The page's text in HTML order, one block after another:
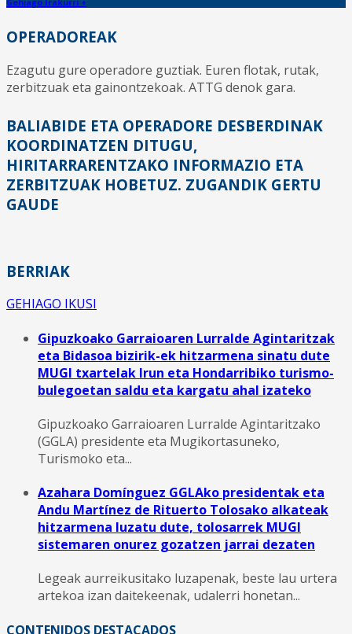
OPERADOREAK
Ezagutu gure operadore guztiak. Euren flotak, rutak,
zerbitzuak eta gainontzekoak. ATTG denok gara.
BALIABIDE ETA OPERADORE DESBERDINAK
KOORDINATZEN DITUGU,
HIRITARRARENTZAKO INFORMAZIO ETA
ZERBITZUAK HOBETUZ. ZUGANDIK GERTU
GAUDE
BERRIAK
GEHIAGO IKUSI
Gipuzkoako Garraioaren Lurralde Agintaritzak
eta Bidasoa bizirik-ek hitzarmena sinatu dute
MUGI txartelak Irun eta Hondarribiko turismo-
bulegoetan saldu eta kargatu ahal izateko
Gipuzkoako Garraioaren Lurralde Agintaritzako
(GGLA) presidente eta Mugikortasuneko,
Turismoko eta...
Azahara Domínguez GGLAko presidentak eta
Andu Martínez de Rituerto Tolosako alkateak
hitzarmena luzatu dute, tolosarrek MUGI
sistemaren onurez gozatzen jarrai dezaten
Legeak aurreikusitako luzapenak, beste lau urtera
artekoa izan daitekeenak, udalerri honetan...
CONTENIDOS DESTACADOS